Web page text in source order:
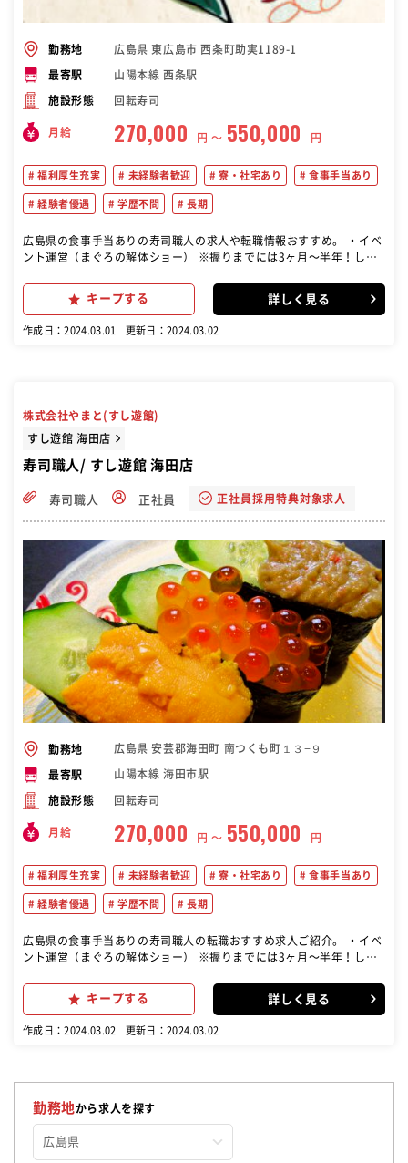
勤務地 広島県 東広島市 西条町助実1189-1
最寄駅 山陽本線 西条駅
施設形態 回転寿司
月給 270,000 円 〜 550,000 円
福利厚生充実 未経験者歓迎 寮・社宅あり 食事手当あり
経験者優遇 学歴不問 長期
広島県の食事手当ありの寿司職人の求人や転職情報おすすめ。 ・イベ
ント運営（まぐろの解体ショー） ※握りまでには3ヶ月〜半年！しっ
などの調理、寿司を握る ・接客…お客様のご対応や商品の提供、テー
ブルの後片付け、お会計など ・開店、閉店準備…片付け、清掃、発注
キープする 詳しく見る
作成日：2024.03.01 更新日：2024.03.02
株式会社やまと(すし遊館)
すし遊館 海田店
寿司職人/ すし遊館 海田店
寿司職人 正社員 正社員採用特典対象求人
勤務地 広島県 安芸郡海田町 南つくも町１３−９
最寄駅 山陽本線 海田市駅
施設形態 回転寿司
月給 270,000 円 〜 550,000 円
福利厚生充実 未経験者歓迎 寮・社宅あり 食事手当あり
経験者優遇 学歴不問 長期
広島県の食事手当ありの寿司職人の転職おすすめ求人ご紹介。 ・イベ
ント運営（まぐろの解体ショー） ※握りまでには3ヶ月〜半年！しっ
などの調理、寿司を握る ・接客…お客様のご対応や商品の提供、テー
ブルの後片付け、お会計など ・開店、閉店準備…片付け、清掃、発注
キープする 詳しく見る
作成日：2024.03.02 更新日：2024.03.02
勤務地から求人を探す